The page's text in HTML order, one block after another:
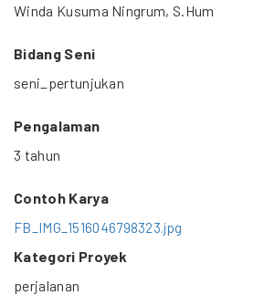
Winda Kusuma Ningrum, S.Hum
Bidang Seni
seni_pertunjukan
Pengalaman
3 tahun
Contoh Karya
FB_IMG_1516046798323.jpg
Kategori Proyek
perjalanan